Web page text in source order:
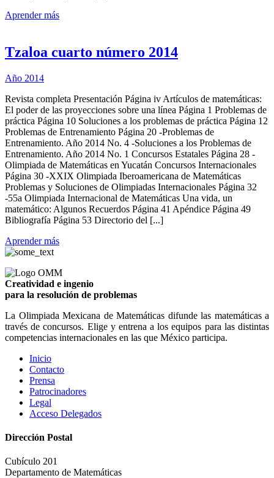
Aprender más
Tzaloa cuarto número 2014
Año 2014
Revista completa Presentación Página iv Artículos de matemáticas:
El poder de las proyecciones sobre una línea Página 1 Problemas de
práctica Página 10 Soluciones a los problemas de práctica Página 12
Problemas de Entrenamiento Página 20 -Problemas de
Entrenamiento. Año 2014 No. 4 -Soluciones a los Problemas de
Entrenamiento. Año 2014 No. 1 Concursos Estatales Página 28 -
Olimpiada de Matemáticas en Yucatán Concursos Internacionales
Página 30 -XXIX Olimpiada Iberoamericana de Matemáticas
Problemas y Soluciones de Olimpiadas Internacionales Página 32
-55a Olimpiada Internacional de Matemáticas Una vida, un
matemático: Algunos Recuerdos Página 41 Apéndice Página 49
Bibliografía Página 53 Directorio del [...]
Aprender más
Creatividad e ingenio
para la resolución de problemas
La Olimpiada Mexicana de Matemáticas difunde las matemáticas a
través de concursos. Elige y entrena a los equipos para las distintas
competencias internacionales en las que México participa.
Inicio
Contacto
Prensa
Patrocinadores
Legal
Acceso Delegados
Dirección Postal
Cubículo 201
Departamento de Matemáticas